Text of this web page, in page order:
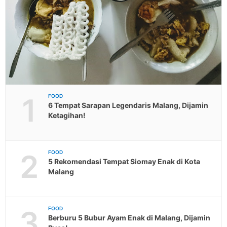
1 FOOD
6 Tempat Sarapan Legendaris Malang, Dijamin
Ketagihan!
2 FOOD
5 Rekomendasi Tempat Siomay Enak di Kota
Malang
FOOD
Berburu 5 Bubur Ayam Enak di Malang, Dijamin